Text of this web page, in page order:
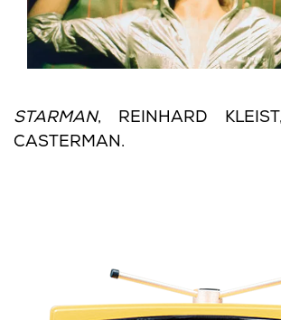
STARMAN, REINHARD
CASTERMAN.